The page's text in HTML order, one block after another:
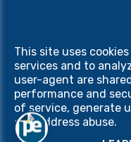
Copyright © 2026
Privacy &
This site uses
services and to
user-agent are
performance and
of service, generate
and address abuse.